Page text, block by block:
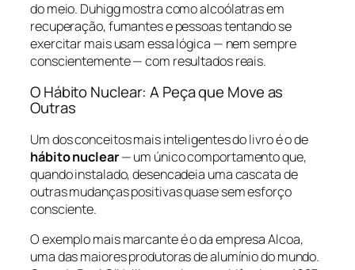
do meio. Duhigg mostra como alcoólatras em
recuperação, fumantes e pessoas tentando se
exercitar mais usam essa lógica — nem sempre
conscientemente — com resultados reais.
O Hábito Nuclear: A Peça que Move as
Outras
Um dos conceitos mais inteligentes do livro é o de
hábito nuclear— um único comportamento que,
quando instalado, desencadeia uma cascata de
outras mudanças positivas quase sem esforço
consciente.
O exemplo mais marcante é o da empresa Alcoa,
uma das maiores produtoras de alumínio do mundo.